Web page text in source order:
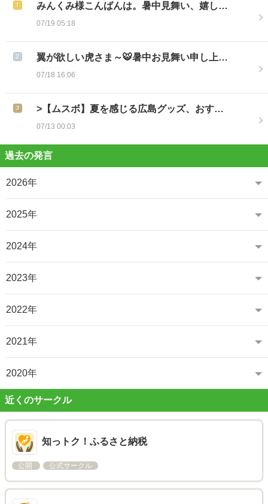
みんくみ様こんばんは。暑中見舞い、嬉し…
07/19 05:18
翼が欲しい虎さま～🐯暑中お見舞い申し上…
07/18 16:06
>【ムスボ】夏を感じる広島グッズ、おす…
07/13 00:03
過去の発言
2026年
2025年
2024年
2023年
2022年
2021年
2020年
近くのサークル
知っトク！ふるさと納税
公開 公式サークル